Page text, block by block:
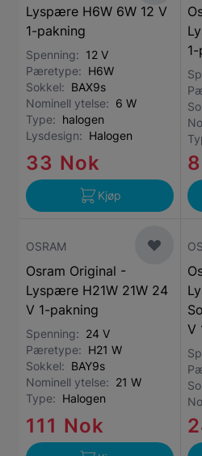
Lyspære H6W 6W 12 V
1-pakning
Spenning: 12 V
Pæretype: H6W
Sokkel: BAX9s
Nominell ytelse: 6 W
Type: halogen
Lysdesign: Halogen
33 Nok
Kjøp
OSRAM
Osram Original -
Lyspære H21W 21W 24
V 1-pakning
Spenning: 24 V
Pæretype: H21 W
Sokkel: BAY9s
Nominell ytelse: 21 W
Type: Halogen
111 Nok
V